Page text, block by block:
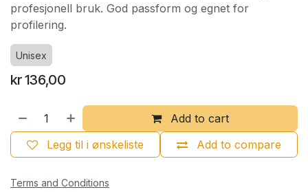
profesjonell bruk. God passform og egnet for
profilering.
Unisex
kr136,00
Add to cart
Add to compare
Legg til i ønskeliste
Terms and Conditions